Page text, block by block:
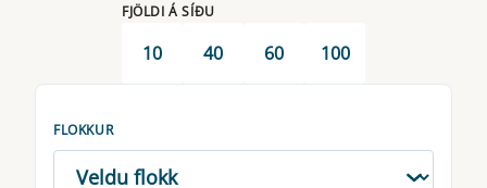
FJÖLDI Á SÍÐU
10 40 60 100
FLOKKUR